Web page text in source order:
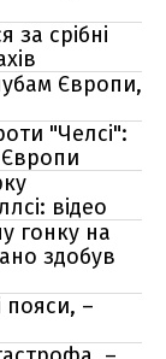
за срібні
Європи,
"Челсі":
Європи
відео
гонку на
здобув
пояси, –